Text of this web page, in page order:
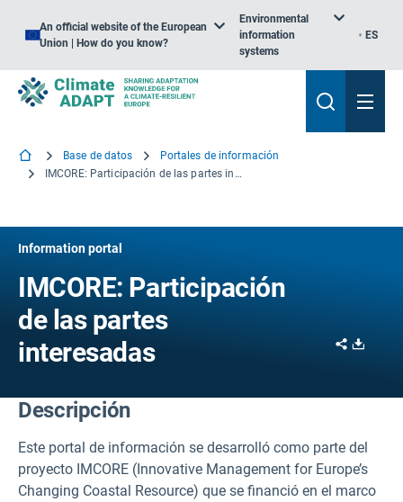
An official website of the European
Union | How do you know?
Environmental
information
systems
ES
Base de datos
Portales de información
IMCORE: Participación de las partes interesadas
Information portal
IMCORE: Participación
de las partes
interesadas
Share
Descripción
Este portal de información se desarrolló como parte del
proyecto IMCORE (Innovative Management for Europe’s
Changing Coastal Resource) que se financió en el marco